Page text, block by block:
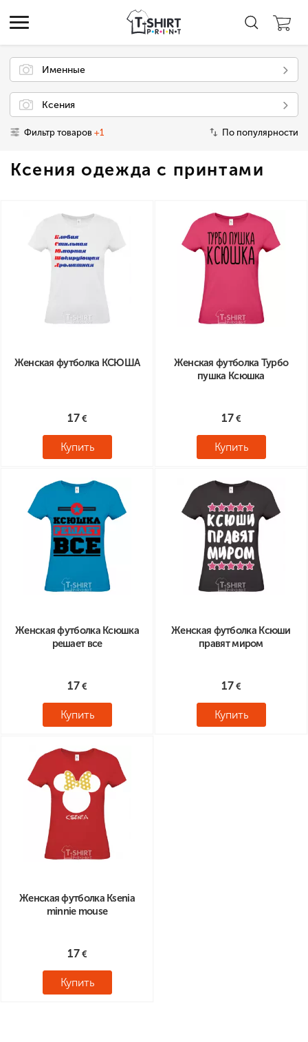
Именные
Ксения
Фильтр товаров +1 По популярности
Ксения одежда с принтами
Женская футболка КСЮША
17
Купить
Женская футболка Турбо
пушка Ксюшка
17
Купить
Женская футболка Ксюшка
решает все
17
Купить
Женская футболка Ксюши
правят миром
17
Купить
Женская футболка Ksenia
minnie mouse
17
Купить